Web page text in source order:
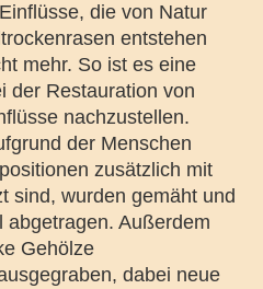
die von Natur
entstehen
mehr. So ist es eine
der Restauration von
nachzustellen.
der Menschen
zusätzlich mit
sind, wurden gemäht und
Außerdem
Gehölze
dabei neue